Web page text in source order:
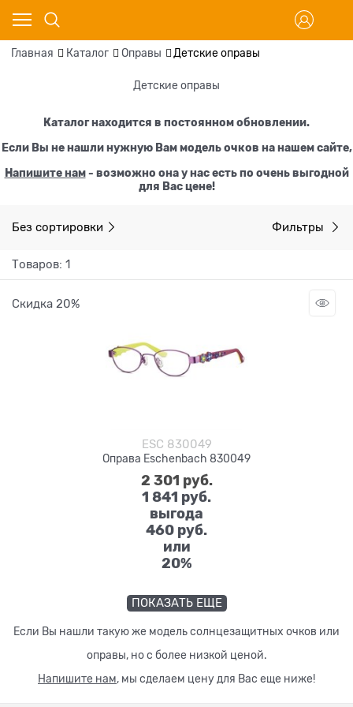
Главная Каталог Оправы Детские оправы
Детские оправы
Каталог находится в постоянном обновлении.
Если Вы не нашли нужную Вам модель очков на нашем сайте,
Напишите нам- возможно она у нас есть по очень выгодной
для Вас цене!
Без сортировки Фильтры
Товаров: 1
Скидка 20%
ESC 830049
Оправа Eschenbach 830049
2 301 руб.
1 841 руб.
выгода
460 руб.
или
20%
ПОКАЗАТЬ ЕЩЕ
Если Вы нашли такую же модель солнцезащитных очков или
оправы, но с более низкой ценой.
Напишите нам, мы сделаем цену для Вас еще ниже!